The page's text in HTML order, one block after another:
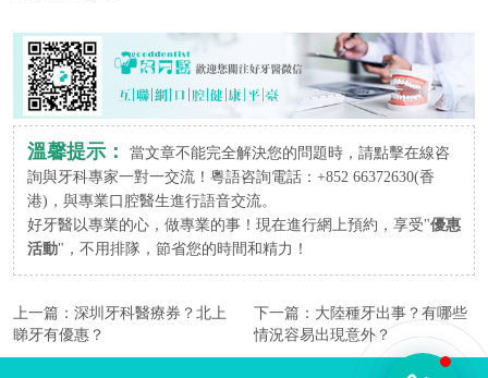
溫馨提示：
當文章不能完全解決您的問題時，請點擊在線咨
詢與牙科專家一對一交流！粵語咨詢電話：+852 66372630(香
港)，與專業口腔醫生進行語音交流。
好牙醫以專業的心，做專業的事！現在進行網上預約，享受"優惠
活動"，不用排隊，節省您的時間和精力！
上一篇： 深圳牙科醫療券？北上
睇牙有優惠？
下一篇： 大陸種牙出事？有哪些
情況容易出現意外？